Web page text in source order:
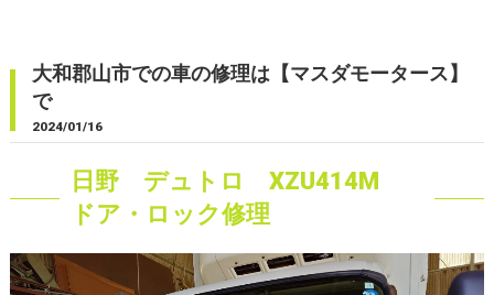
大和郡山市での車の修理は【マスダモータース】
で
2024/01/16
日野 デュトロ XZU414M
ドア・ロック修理